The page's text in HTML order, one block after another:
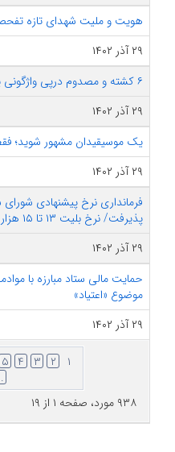
هویت و ملیت شهدای تازه
۲۹ آذر ۱۴۰۲
۶ کشته و مصدوم درپی واژگونی یک خودرو در استان زنجان
۲۹ آذر ۱۴۰۲
یک موسیقیدان مشهور شوید؛ فقط با ۶۰
۲۹ آذر ۱۴۰۲
فرمانداری نرخ پیشنهادی
پذیرفت/ نرخ بلیت ۱۳ تا ۱۵ هزار تومان
۲۹ آذر ۱۴۰۲
حمایت مالی ستاد مبارزه با
موضوع «اعتیاد»
۲۹ آذر ۱۴۰۲
۱ ۲ ۳ ۴ ۵
۹۳۸ مورد، صفحه ۱ از ۱۹